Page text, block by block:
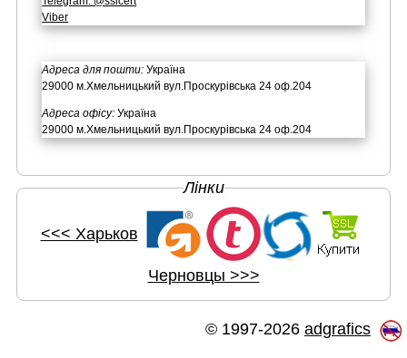
Viber
Адреса для пошти: Україна
29000 м.Хмельницький вул.Проскурівська 24 оф.204
Адреса офісу: Україна
29000 м.Хмельницький вул.Проскурівська 24 оф.204
Лінки
<<< Харьков
Черновцы >>>
© 1997-2026 adgrafics